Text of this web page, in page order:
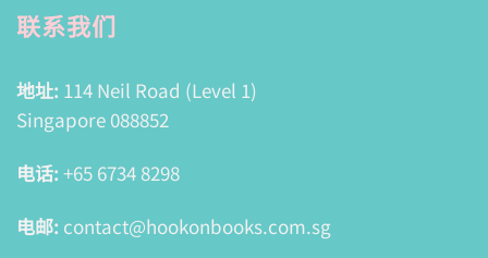
联系我们
地址: 114 Neil Road (Level 1)
Singapore 088852
电话: +65 6734 8298
电邮: contact@hookonbooks.com.sg